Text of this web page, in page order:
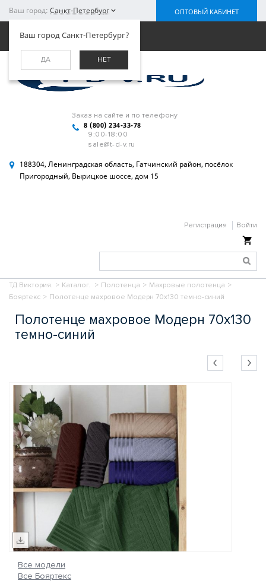
Ваш город: Санкт-Петербург
Ваш город Санкт-Петербург?
ДА НЕТ
ОПТОВЫЙ КАБИНЕТ
Заказ на сайте и по телефону
8 (800) 234-33-78
9:00-18:00
sale@t-d-v.ru
188304, Ленинградская область, Гатчинский район, посёлок
Пригородный, Вырицкое шоссе, дом 15
Регистрация Войти
Меню
ТД Виктория. > Каталог. > Полотенца > Махровые полотенца >
Бояртекс > Полотенце махровое Модерн 70х130 темно-синий
Полотенце махровое Модерн 70х130
темно-синий
Все модели
Все Бояртекс